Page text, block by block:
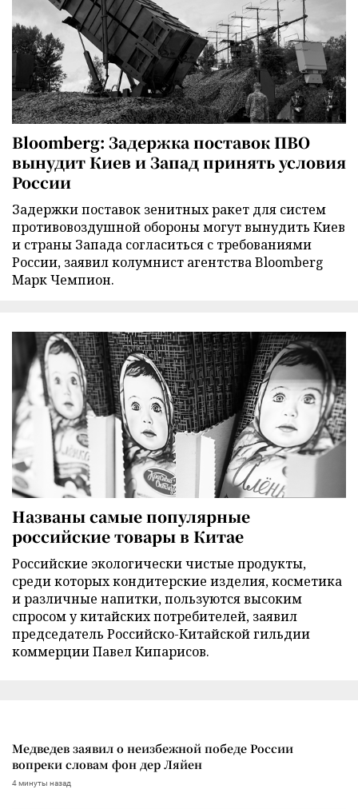
Bloomberg: Задержка поставок ПВО
вынудит Киев и Запад принять условия
России
Задержки поставок зенитных ракет для систем
противовоздушной обороны могут вынудить Киев
и страны Запада согласиться с требованиями
России, заявил колумнист агентства Bloomberg
Марк Чемпион.
Названы самые популярные
российские товары в Китае
Российские экологически чистые продукты,
среди которых кондитерские изделия, косметика
и различные напитки, пользуются высоким
спросом у китайских потребителей, заявил
председатель Российско-Китайской гильдии
коммерции Павел Кипарисов.
Медведев заявил о неизбежной победе России
вопреки словам фон дер Ляйен
4 минуты назад